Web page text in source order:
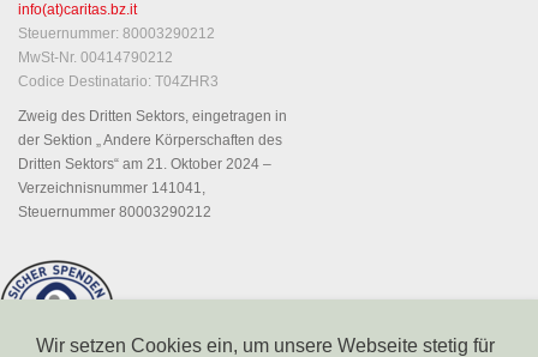
info(at)caritas.bz.it
Steuernummer: 80003290212
MwSt-Nr. 00414790212
Codice Destinatario: T04ZHR3
Zweig des Dritten Sektors, eingetragen in
der Sektion „ Andere Körperschaften des
Dritten Sektors“ am 21. Oktober 2024 –
Verzeichnisnummer 141041,
Steuernummer 80003290212
Wir setzen Cookies ein, um unsere Webseite stetig für